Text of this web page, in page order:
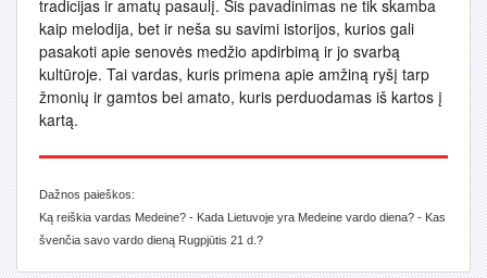
tradicijas ir amatų pasaulį. Šis pavadinimas ne tik skamba
kaip melodija, bet ir neša su savimi istorijos, kurios gali
pasakoti apie senovės medžio apdirbimą ir jo svarbą
kultūroje. Tai vardas, kuris primena apie amžiną ryšį tarp
žmonių ir gamtos bei amato, kuris perduodamas iš kartos į
kartą.
Dažnos paieškos:
Ką reiškia vardas Medeine? - Kada Lietuvoje yra Medeine vardo diena? - Kas
švenčia savo vardo dieną Rugpjūtis 21 d.?